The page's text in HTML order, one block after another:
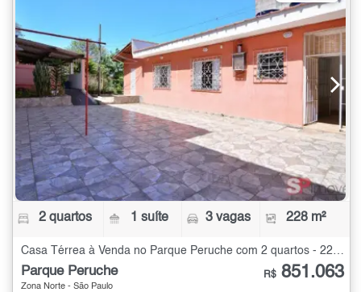
2 quartos 1 suíte 3 vagas 228 m²
Parque Peruche
Zona Norte - São Paulo
R$ 851.063